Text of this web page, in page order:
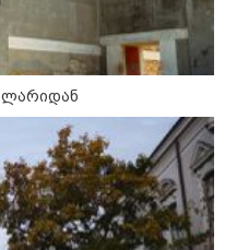
წინააღმდეგ Starlink-
საკითხზე ილონ
მოლაპარაკებებს
რუსეთ-საქართველოს
წელი გავიდა
ლარიდან